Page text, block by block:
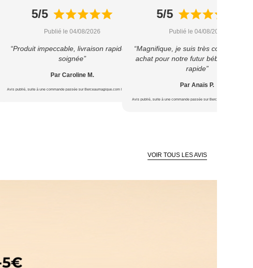
07/2026
5/5
Publié le 04/08/2026
“Produit impeccable, livraison rapide et
soignée”
Par Caroline M.
Avis publié, suite à une commande passée sur Berceaumagique.com le 22/07/2026
5/5
Publié le 04/08/2026
“Magnifique, je suis très contente de
achat pour notre futur bébé ?
rapide”
Par Anaïs P.
Avis publié, suite à une commande passée sur Berceaumagique.com le
VOIR TOUS LES AVIS